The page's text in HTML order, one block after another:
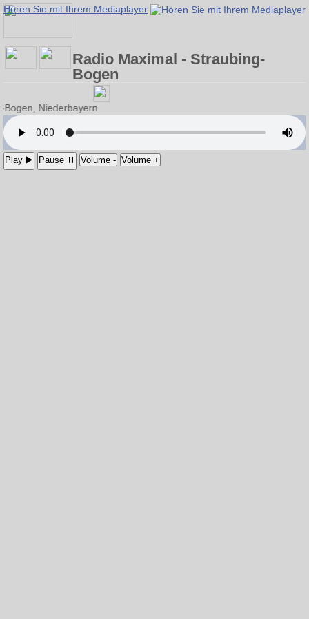
Hören Sie mit Ihrem Mediaplayer
Radio Maximal - Straubing-
Bogen
Niederbayern
Play ▶️ Pause ⏸ Volume - Volume +